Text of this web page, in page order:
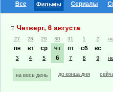
Все Фильмы Сериалы
Четверг, 6 августа
27 28 29 30 31 1 2
пн вт ср чт пт сб вс
3 4 5 6 7 8 9
на весь день до конца дня